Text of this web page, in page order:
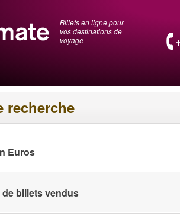
Billets en ligne pour
vos destinations de
voyage
recherche
Euros
de billets vendus